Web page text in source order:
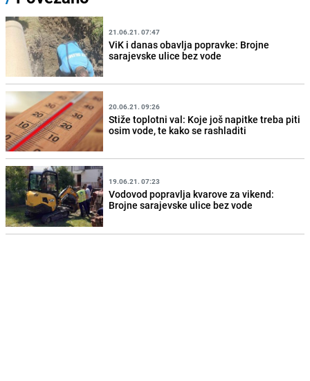
21.06.21. 07:47
ViK i danas obavlja popravke: Brojne
sarajevske ulice bez vode
20.06.21. 09:26
Stiže toplotni val: Koje još napitke treba piti
osim vode, te kako se rashladiti
19.06.21. 07:23
Vodovod popravlja kvarove za vikend:
Brojne sarajevske ulice bez vode